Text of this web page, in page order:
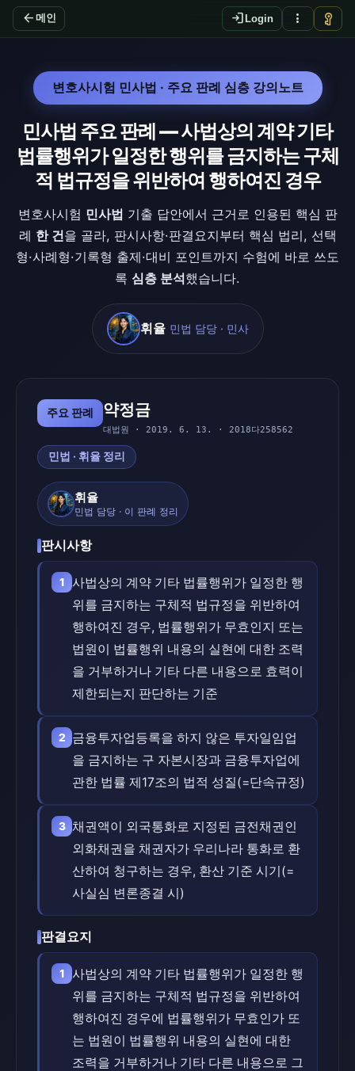
arrow_back 메인 login Login more_vert vpn_key
변호사시험 민사법 · 주요 판례 심층 강의노트
민사법 주요 판례 — 사법상의 계약 기타
법률행위가 일정한 행위를 금지하는 구체
적 법규정을 위반하여 행하여진 경우
변호사시험 민사법 기출 답안에서 근거로 인용된 핵심 판
례 한 건을 골라, 판시사항·판결요지부터 핵심 법리, 선택
형·사례형·기록형 출제·대비 포인트까지 수험에 바로 쓰도
록 심층 분석했습니다.
휘율 민법 담당 · 민사
주요 판례 약정금
대법원 · 2019. 6. 13. · 2018다258562
민법 · 휘율 정리
휘율
민법 담당 · 이 판례 정리
판시사항
1
사법상의 계약 기타 법률행위가 일정한 행
위를 금지하는 구체적 법규정을 위반하여
행하여진 경우, 법률행위가 무효인지 또는
법원이 법률행위 내용의 실현에 대한 조력
을 거부하거나 기타 다른 내용으로 효력이
제한되는지 판단하는 기준
2
금융투자업등록을 하지 않은 투자일임업
을 금지하는 구 자본시장과 금융투자업에
관한 법률 제17조의 법적 성질(=단속규정)
3 채권액이 외국통화로 지정된 금전채권인
외화채권을 채권자가 우리나라 통화로 환
산하여 청구하는 경우, 환산 기준 시기(=
사실심 변론종결 시)
판결요지
1
사법상의 계약 기타 법률행위가 일정한 행
위를 금지하는 구체적 법규정을 위반하여
행하여진 경우에 법률행위가 무효인가 또
는 법원이 법률행위 내용의 실현에 대한
조력을 거부하거나 기타 다른 내용으로 그